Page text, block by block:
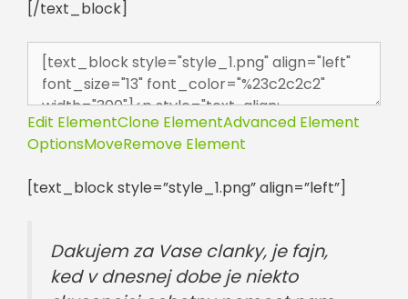
[/text_block]
Edit ElementClone ElementAdvanced Element
OptionsMoveRemove Element
[text_block style=”style_1.png” align=”left”]
Dakujem za Vase clanky, je fajn,
ked v dnesnej dobe je niekto